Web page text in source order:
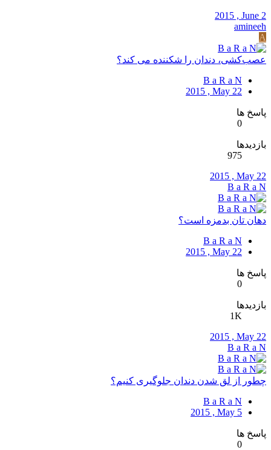
2015 , June 2
amineeh
A
عصب‌کشی، دندان را شکننده می کند؟
B a R a N
2015 , May 22
پاسخ ها
0
بازدیدها
975
2015 , May 22
B a R a N
دهان تان بدمزه است؟
B a R a N
2015 , May 22
پاسخ ها
0
بازدیدها
1K
2015 , May 22
B a R a N
چطور از لق شدن دندان جلوگیری کنیم؟
B a R a N
2015 , May 5
پاسخ ها
0